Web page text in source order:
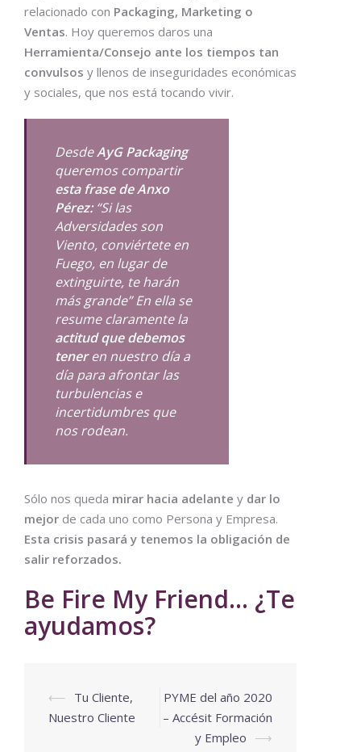
relacionado con Packaging, Marketing o
Ventas. Hoy queremos daros una
Herramienta/Consejo ante los tiempos tan
convulsos y llenos de inseguridades económicas
y sociales, que nos está tocando vivir.
DesdeAyG Packaging
queremos compartir
esta frase de Anxo
Pérez:“Si las
Adversidades son
Viento, conviértete en
Fuego, en lugar de
extinguirte, te harán
más grande” En ella se
resume claramente la
actitud que debemos
teneren nuestro día a
día para afrontar las
turbulencias e
incertidumbres que
nos rodean.
Sólo nos queda mirar hacia adelante y dar lo
mejor de cada uno como Persona y Empresa.
Esta crisis pasará y tenemos la obligación de
salir reforzados.
Be Fire My Friend… ¿Te
ayudamos?
⟵ Tu Cliente,
Nuestro Cliente
PYME del año 2020
– Accésit Formación
y Empleo ⟶